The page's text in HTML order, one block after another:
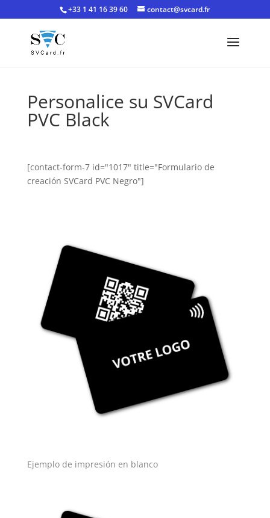
+33 1 41 16 39 60 contact@svcard.fr
Personalice su SVCard
PVC Black
[contact-form-7 id="1017" title="Formulario de
creación SVCard PVC Negro"]
Ejemplo de impresión en blanco